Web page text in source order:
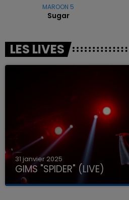
MAROON 5
Sugar
LES LIVES
31 janvier 2025
GIMS "SPIDER" (LIVE)